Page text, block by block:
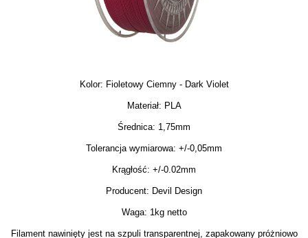
Kolor: Fioletowy Ciemny - Dark Violet
Materiał: PLA
Średnica: 1,75mm
Tolerancja wymiarowa: +/-0,05mm
Krągłość: +/-0.02mm
Producent: Devil Design
Waga: 1kg netto
Filament nawinięty jest na szpuli transparentnej, zapakowany próżniowo